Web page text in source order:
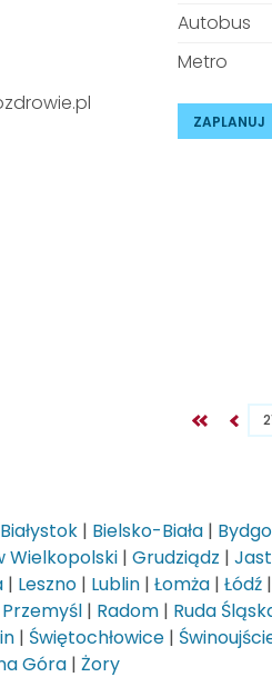
Autobus
Metro
ZAPLANUJ
Białystok | Bielsko-Biała |
Wielkopolski | Grudziądz |
| Leszno | Lublin | Łomża | Łódź |
Przemyśl | Radom | Ruda
| Świętochłowice |
Góra | Żory